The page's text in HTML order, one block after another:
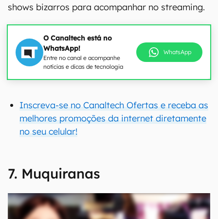
shows bizarros para acompanhar no streaming.
O Canaltech está no
WhatsApp!
Entre no canal e acompanhe
notícias e dicas de tecnologia
WhatsApp